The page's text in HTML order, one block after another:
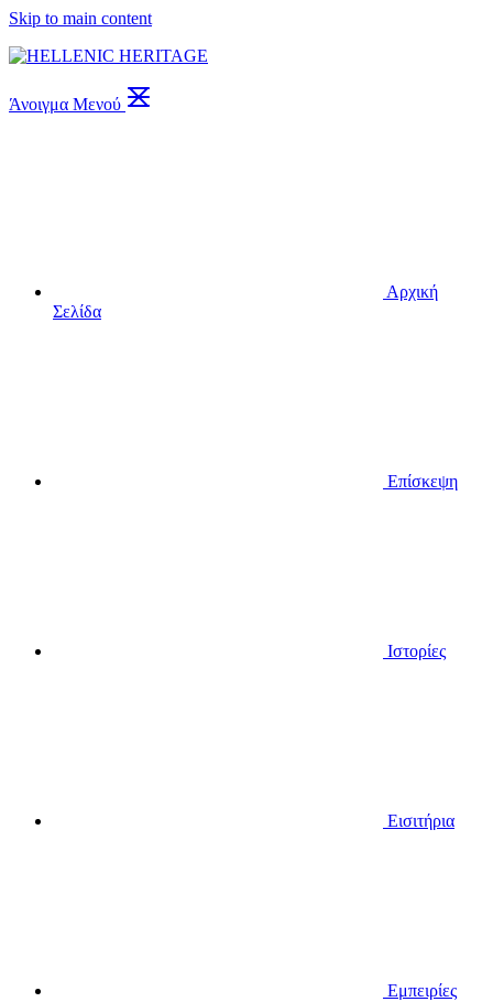
Skip to main content
Άνοιγμα Μενού
Αρχική
Σελίδα
Επίσκεψη
Ιστορίες
Εισιτήρια
Εμπειρίες